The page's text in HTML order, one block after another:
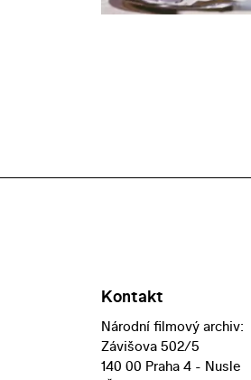
Kontakt
Národní filmový archiv:
Závišova 502/5
140 00 Praha 4 - Nusle